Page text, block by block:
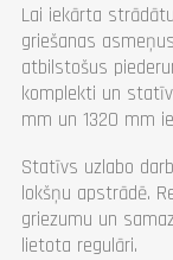
Lai iekārta
griešanas
atbilstošus
komplekti un
mm un 1320 mm
Statīvs uzlabo
lokšņu apstrādē.
griezumu un
lietota regulāri.